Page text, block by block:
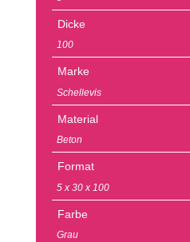
Dicke
100
Marke
Schellevis
Material
Beton
Format
5 x 30 x 100
Farbe
Grau